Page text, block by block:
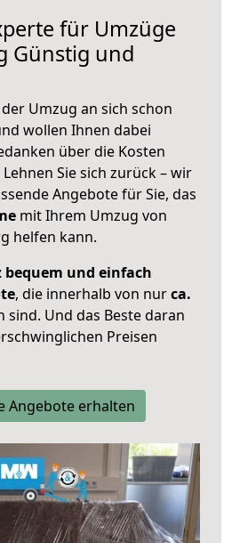
für Umzüge
Günstig und
Umzug an sich schon
wollen Ihnen dabei
über die Kosten
Sie sich zurück – wir
Angebote für Sie, das
mit Ihrem Umzug von
helfen kann.
bequem und einfach
, die innerhalb von nurca.
sind. Und das Beste daran
Preisen
Angebote erhalten